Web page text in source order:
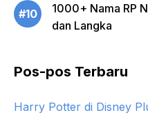
#10
1000+ Nama RP
dan Langka
Pos-pos Terbaru
Harry Potter di Disney